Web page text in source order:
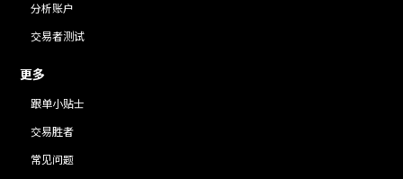
分析账户
交易者测试
更多
跟单小贴士
交易胜者
常见问题